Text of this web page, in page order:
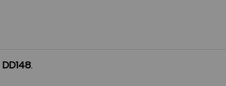
DD148.